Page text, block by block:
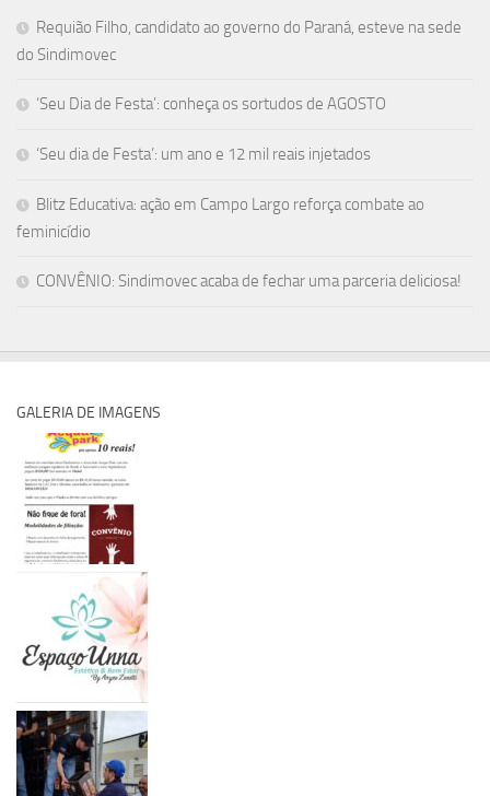
Requião Filho, candidato ao governo do Paraná, esteve na sede
do Sindimovec
‘Seu Dia de Festa’: conheça os sortudos de AGOSTO
‘Seu dia de Festa’: um ano e 12 mil reais injetados
Blitz Educativa: ação em Campo Largo reforça combate ao
feminicídio
CONVÊNIO: Sindimovec acaba de fechar uma parceria deliciosa!
GALERIA DE IMAGENS